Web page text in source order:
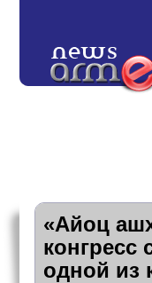
«Айоц
конгресс
одной из